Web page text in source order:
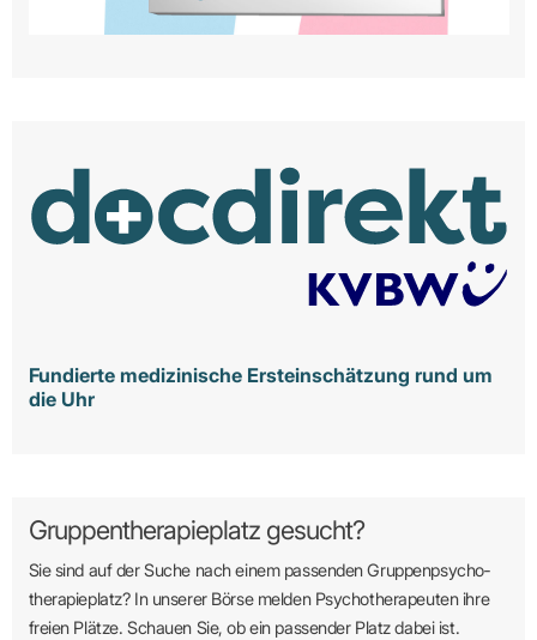
Fundierte medizinische Ersteinschätzung rund um
die Uhr
Gruppentherapieplatz gesucht?
Sie sind auf der Suche nach einem passenden Gruppen­psycho­
therapie­platz? In unserer Börse melden Psycho­­thera­­peuten ihre
freien Plätze. Schauen Sie, ob ein passender Platz dabei ist.